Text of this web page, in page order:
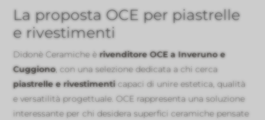
La proposta OCE per piastrelle
e rivestimenti
Didonè Ceramiche èrivenditore OCE a Inveruno e
Cuggiono, con una selezione dedicata a chi cerca
piastrelle e rivestimenti capaci di unire estetica, qualità
e versatilità progettuale. OCE rappresenta una soluzione
interessante per chi desidera superfici ceramiche pensate